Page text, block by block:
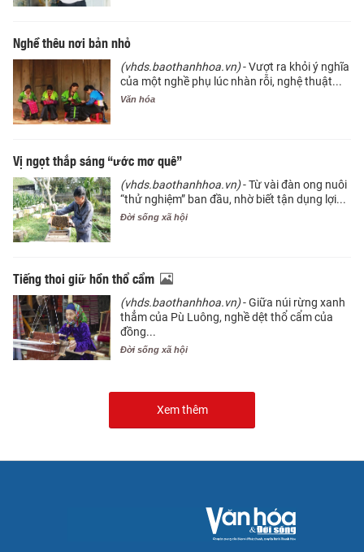
Nghề thêu nơi bản nhỏ
(vhds.baothanhhoa.vn)- Vượt ra khỏi ý nghĩa
của một nghề phụ lúc nhàn rỗi, nghệ thuật...
Văn hóa
Vị ngọt thắp sáng “ước mơ quê”
(vhds.baothanhhoa.vn)- Từ vài đàn ong nuôi
“thử nghiệm” ban đầu, nhờ biết tận dụng lợi...
Đời sống xã hội
Tiếng thoi giữ hồn thổ cẩm
(vhds.baothanhhoa.vn)- Giữa núi rừng xanh
thẳm của Pù Luông, nghề dệt thổ cẩm của
đồng...
Đời sống xã hội
Xem thêm